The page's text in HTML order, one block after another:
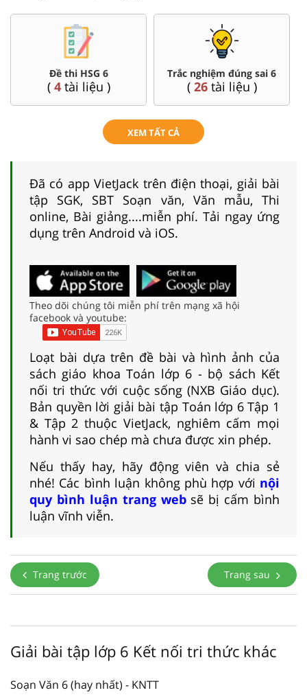
Trắc nghiệm đúng sai 6
(26tài liệu )
Đề thi giữa kì, cuối kì
( 141tài liệu )
XEM TẤT CẢ
Đã có app VietJack trên điện thoại, giải bài
tập SGK, SBT Soạn văn, Văn mẫu, Thi
online, Bài giảng....miễn phí. Tải ngay ứng
dụng trên Android và iOS.
Theo dõi chúng tôi miễn phí trên mạng xã hội
facebook và youtube:
Loạt bài dựa trên đề bài và hình ảnh của
sách giáo khoa Toán lớp 6 - bộ sách Kết
nối tri thức với cuộc sống (NXB Giáo dục).
Bản quyền lời giải bài tập Toán lớp 6 Tập 1
& Tập 2 thuộc VietJack, nghiêm cấm mọi
hành vi sao chép mà chưa được xin phép.
Nếu thấy hay, hãy động viên và chia sẻ
nhé! Các bình luận không phù hợp với nội
quy bình luận trang websẽ bị cấm bình
luận vĩnh viễn.
Trang trước Trang sau
Giải bài tập lớp 6 Kết nối tri thức khác
Soạn Văn 6 (hay nhất) - KNTT